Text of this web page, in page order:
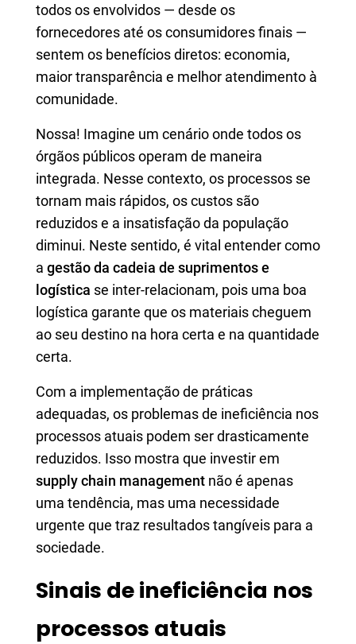
todos os envolvidos — desde os
fornecedores até os consumidores finais —
sentem os benefícios diretos: economia,
maior transparência e melhor atendimento à
comunidade.
Nossa! Imagine um cenário onde todos os
órgãos públicos operam de maneira
integrada. Nesse contexto, os processos se
tornam mais rápidos, os custos são
reduzidos e a insatisfação da população
diminui. Neste sentido, é vital entender como
a gestão da cadeia de suprimentos e
logística se inter-relacionam, pois uma boa
logística garante que os materiais cheguem
ao seu destino na hora certa e na quantidade
certa.
Com a implementação de práticas
adequadas, os problemas de ineficiência nos
processos atuais podem ser drasticamente
reduzidos. Isso mostra que investir em
supply chain management não é apenas
uma tendência, mas uma necessidade
urgente que traz resultados tangíveis para a
sociedade.
Sinais de ineficiência nos
processos atuais